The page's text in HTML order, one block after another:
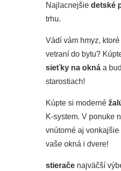
Najlacnejšie detské
trhu.
Vádí vám hmyz,
vetraní do bytu?
sieťky na okná a
starostiach!
Kúpte si moderné
K-system. V ponuke
vnútorné aj
vaše okná i dvere!
stierače najväčší